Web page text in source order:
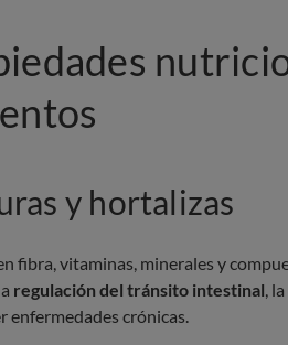
y hortalizas
fibra, vitaminas, minerales y
regulación del tránsito intestinal ,
enfermedades crónicas.